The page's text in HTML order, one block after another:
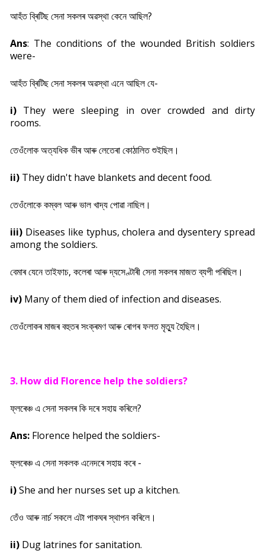
আহঁত ব্ৰিটিছ সেনা সকলৰ অৱস্থা কেনে আছিল?
Ans: The conditions of the wounded British soldiers
were-
আহঁত ব্ৰিটিছ সেনা সকলৰ অৱস্থা এনে আছিল যে-
i) They were sleeping in over crowded and dirty
rooms.
তেওঁলোক অত্যধিক ভীৰ আৰু লেতেৰা কোঠালিত শুইছিল।
ii) They didn't have blankets and decent food.
তেওঁলোকে কম্বল আৰু ভাল খাদ্য পোৱা নাছিল।
iii) Diseases like typhus, cholera and dysentery spread
among the soldiers.
বেমাৰ যেনে তাইফাচ, কলেৰা আৰু দ্যসেণ্টাৰী সেনা সকলৰ মাজত ব্যপী পৰিছিল।
iv) Many of them died of infection and diseases.
তেওঁলোকৰ মাজৰ বহুতৰ সংক্ৰমণ আৰু ৰোগৰ ফলত মৃত্যু হৈছিল।
3. How did Florence help the soldiers?
ফ্লৰেঞ্চ এ সেনা সকলৰ কি দৰে সহায় কৰিলে?
Ans: Florence helped the soldiers-
ফ্লৰেঞ্চ এ সেনা সকলক এনেদৰে সহায় কৰে -
i)She and her nurses set up a kitchen.
তেঁও আৰু নাৰ্চ সকলে এটা পাকঘৰ স্থাপন কৰিলে।
ii) Dug latrines for sanitation.